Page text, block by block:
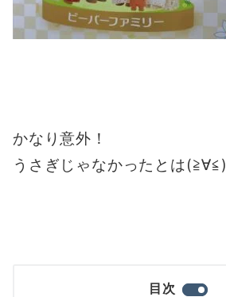
かなり意外！
うさぎじゃなかったとは(≧∀≦)
目次